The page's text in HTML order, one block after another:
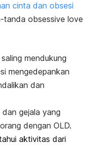
cinta dan obsesi
tanda obsessive love
mendukung
mengedepankan
dan
gejala yang
dengan OLD.
aktivitas dari